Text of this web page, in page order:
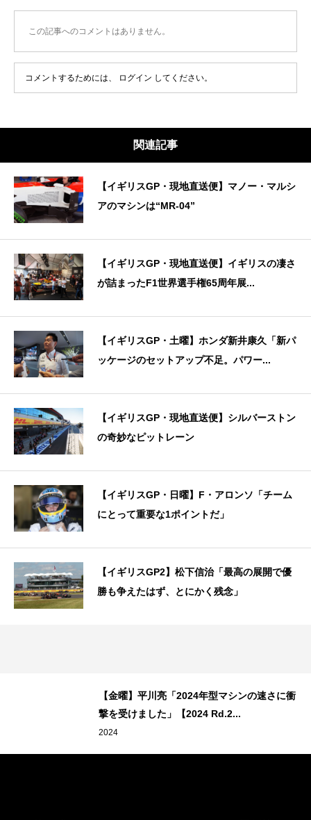
この記事へのコメントはありません。
コメントするためには、 ログイン してください。
関連記事
【イギリスGP・現地直送便】マノー・マルシ
アのマシンは“MR-04”
【イギリスGP・現地直送便】イギリスの凄さ
が詰まったF1世界選手権65周年展...
【イギリスGP・土曜】ホンダ新井康久「新パ
ッケージのセットアップ不足。パワー...
【イギリスGP・現地直送便】シルバーストン
の奇妙なピットレーン
【イギリスGP・日曜】F・アロンソ「チーム
にとって重要な1ポイントだ」
【イギリスGP2】松下信治「最高の展開で優
勝も争えたはず、とにかく残念」
【金曜】平川亮「2024年型マシンの速さに衝
撃を受けました」【2024 Rd.2...
2024